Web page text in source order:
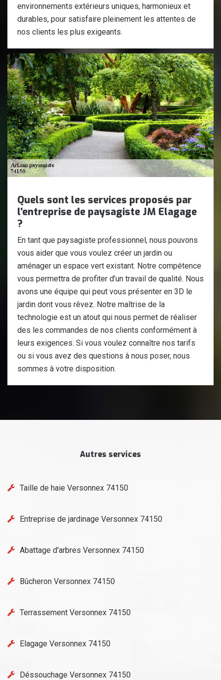
environnements extérieurs uniques, harmonieux et
durables, pour satisfaire pleinement les attentes de
nos clients les plus exigeants.
Quels sont les services proposés par
l’entreprise de paysagiste JM Elagage
?
En tant que paysagiste professionnel, nous pouvons
vous aider que vous voulez créer un jardin ou
aménager un espace vert existant. Notre compétence
vous permettra de profiter d’un travail de qualité. Nous
avons une équipe qui peut vous présenter en 3D le
jardin dont vous rêvez. Notre maîtrise de la
technologie est un atout qui nous permet de réaliser
des les commandes de nos clients conformément à
leurs exigences. Si vous voulez connaître nos tarifs
ou si vous avez des questions à nous poser, nous
sommes à votre disposition.
Autres services
Taille de haie Versonnex 74150
Entreprise de jardinage Versonnex 74150
Abattage d'arbres Versonnex 74150
Bûcheron Versonnex 74150
Terrassement Versonnex 74150
Elagage Versonnex 74150
Déssouchage Versonnex 74150